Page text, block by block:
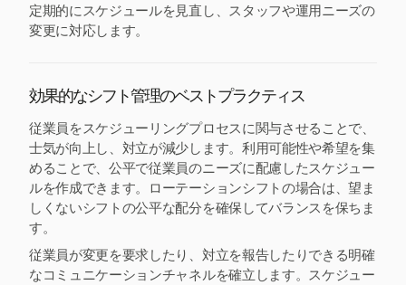
定期的にスケジュールを見直し、スタッフや運用ニーズの
変更に対応します。
効果的なシフト管理のベストプラクティス
従業員をスケジューリングプロセスに関与させることで、
士気が向上し、対立が減少します。利用可能性や希望を集
めることで、公平で従業員のニーズに配慮したスケジュー
ルを作成できます。ローテーションシフトの場合は、望ま
しくないシフトの公平な配分を確保してバランスを保ちま
す。
従業員が変更を要求したり、対立を報告したりできる明確
なコミュニケーションチャネルを確立します。スケジュー